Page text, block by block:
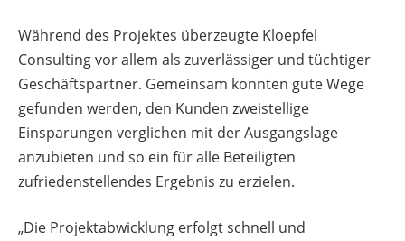
Während des Projektes überzeugte Kloepfel
Consulting vor allem als zuverlässiger und tüchtiger
Geschäftspartner. Gemeinsam konnten gute Wege
gefunden werden, den Kunden zweistellige
Einsparungen verglichen mit der Ausgangslage
anzubieten und so ein für alle Beteiligten
zufriedenstellendes Ergebnis zu erzielen.
„Die Projektabwicklung erfolgt schnell und